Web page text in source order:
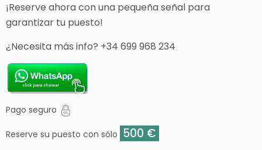
¡Reserve ahora con una pequeña señal para
garantizar tu puesto!
¿Necesita más info? +34 699 968 234
Pago seguro
Reserve su puesto con sólo 500 €